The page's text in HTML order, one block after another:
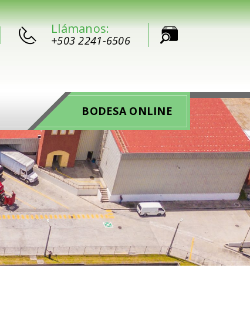
Llámanos:
+503 2241-6506
BODESA ONLINE